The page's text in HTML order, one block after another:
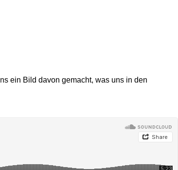
ein Bild davon gemacht, was uns in den